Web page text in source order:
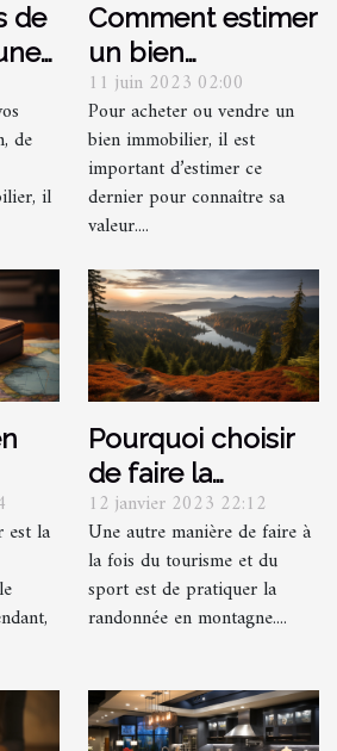
de
de
il
Comment estimer
un bien
immobilier à
Brive-la-Gaillarde
?
11 juin 2023 02:00
Pour acheter ou vendre un
bien immobilier, il est
important d’estimer ce
dernier pour connaître sa
valeur....
est la
Pourquoi choisir
de faire la
randonnée ?
12 janvier 2023 22:12
Une autre manière de faire à
la fois du tourisme et du
sport est de pratiquer la
randonnée en montagne....